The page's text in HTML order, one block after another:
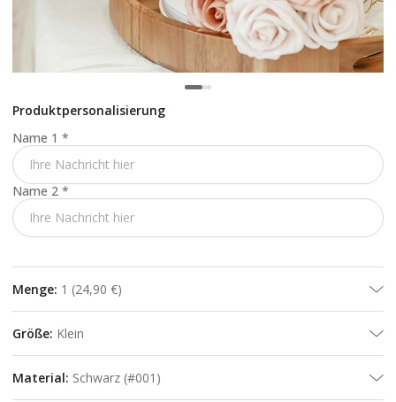
Produktpersonalisierung
Name 1 *
Name 2 *
Menge: 1 (24,90 €)
Größe: Klein
Material: Schwarz (#001)